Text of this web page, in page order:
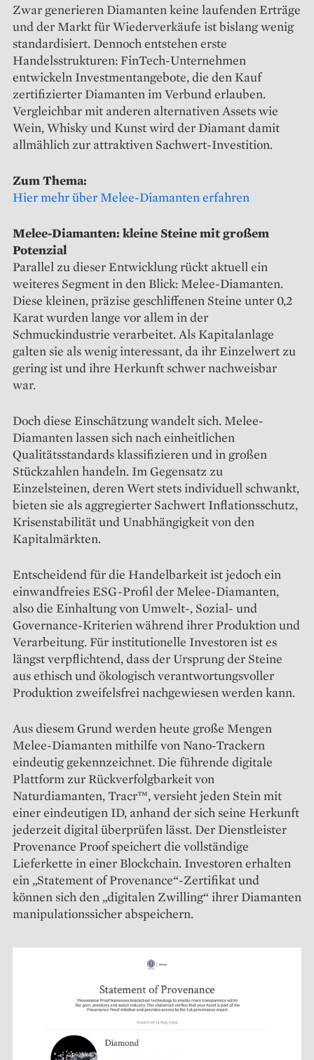
Zwar generieren Diamanten keine laufenden Erträge
und der Markt für Wiederverkäufe ist bislang wenig
standardisiert. Dennoch entstehen erste
Handelsstrukturen: FinTech-Unternehmen
entwickeln Investmentangebote, die den Kauf
zertifizierter Diamanten im Verbund erlauben.
Vergleichbar mit anderen alternativen Assets wie
Wein, Whisky und Kunst wird der Diamant damit
allmählich zur attraktiven Sachwert-Investition.
Zum Thema:
Hier mehr über Melee-Diamanten erfahren
Melee-Diamanten: kleine Steine mit großem
Potenzial
Parallel zu dieser Entwicklung rückt aktuell ein
weiteres Segment in den Blick: Melee-Diamanten.
Diese kleinen, präzise geschliffenen Steine unter 0,2
Karat wurden lange vor allem in der
Schmuckindustrie verarbeitet. Als Kapitalanlage
galten sie als wenig interessant, da ihr Einzelwert zu
gering ist und ihre Herkunft schwer nachweisbar
war.
Doch diese Einschätzung wandelt sich. Melee-
Diamanten lassen sich nach einheitlichen
Qualitätsstandards klassifizieren und in großen
Stückzahlen handeln. Im Gegensatz zu
Einzelsteinen, deren Wert stets individuell schwankt,
bieten sie als aggregierter Sachwert Inflationsschutz,
Krisenstabilität und Unabhängigkeit von den
Kapitalmärkten.
Entscheidend für die Handelbarkeit ist jedoch ein
einwandfreies ESG-Profil der Melee-Diamanten,
also die Einhaltung von Umwelt-, Sozial- und
Governance-Kriterien während ihrer Produktion und
Verarbeitung. Für institutionelle Investoren ist es
längst verpflichtend, dass der Ursprung der Steine
aus ethisch und ökologisch verantwortungsvoller
Produktion zweifelsfrei nachgewiesen werden kann.
Aus diesem Grund werden heute große Mengen
Melee-Diamanten mithilfe von Nano-Trackern
eindeutig gekennzeichnet. Die führende digitale
Plattform zur Rückverfolgbarkeit von
Naturdiamanten, Tracr™, versieht jeden Stein mit
einer eindeutigen ID, anhand der sich seine Herkunft
jederzeit digital überprüfen lässt. Der Dienstleister
Provenance Proof speichert die vollständige
Lieferkette in einer Blockchain. Investoren erhalten
ein „Statement of Provenance“-Zertifikat und
können sich den „digitalen Zwilling“ ihrer Diamanten
manipulationssicher abspeichern.